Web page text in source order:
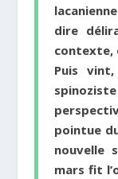
dire
contexte,
Puis
pointue
nouvelle
mars fit